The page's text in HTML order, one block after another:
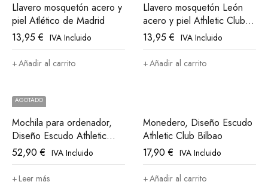
Llavero mosquetón acero y
piel Atlético de Madrid
13,95€ IVA Incluido
Añadir al carrito
Llavero mosquetón León
acero y piel Athletic Club
Bilbao
13,95€ IVA Incluido
Añadir al carrito
AGOTADO
Mochila para ordenador,
Diseño Escudo Athletic
Club Bilbao
52,90€ IVA Incluido
Leer más
Monedero, Diseño Escudo
Athletic Club Bilbao
17,90€ IVA Incluido
Añadir al carrito